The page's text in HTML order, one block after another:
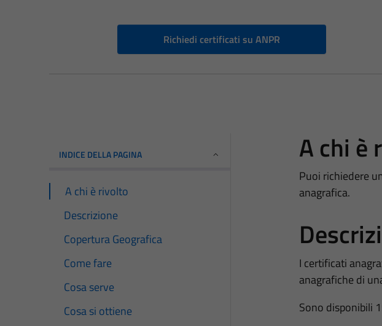
Richiedi certificati su ANPR
INDICE DELLA PAGINA
A chi è rivolto
Descrizione
Copertura Geografica
Come fare
Cosa serve
Cosa si ottiene
A chi è
Puoi richiedere
anagrafica.
I certificati
anagrafiche di
Sono disponibili